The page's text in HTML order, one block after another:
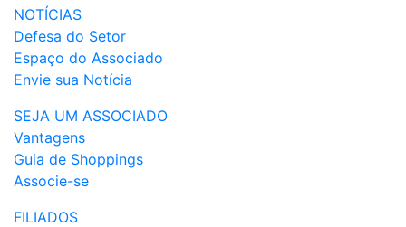
NOTÍCIAS
Defesa do Setor
Espaço do Associado
Envie sua Notícia
SEJA UM ASSOCIADO
Vantagens
Guia de Shoppings
Associe-se
FILIADOS